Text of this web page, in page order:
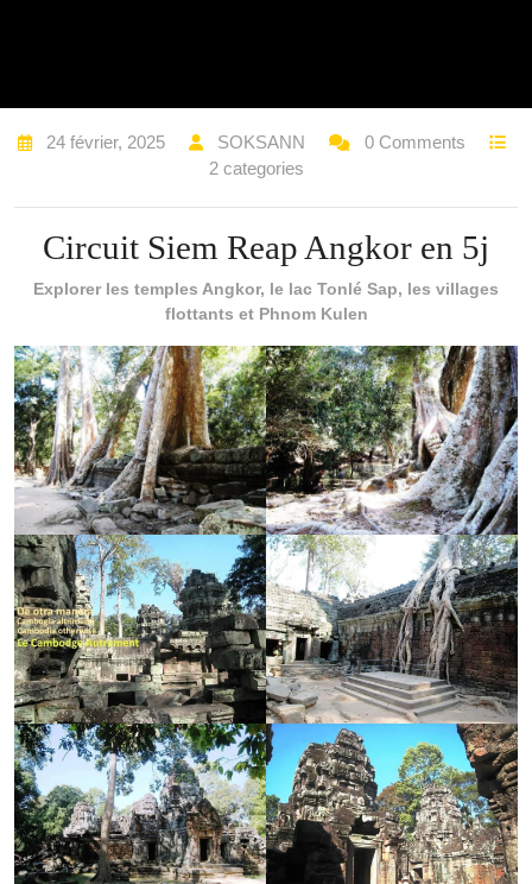
24 février, 2025 SOKSANN
0 Comments
2 categories
Circuit Siem Reap Angkor en 5j
Explorer les temples Angkor, le lac Tonlé Sap, les villages
flottants et Phnom Kulen